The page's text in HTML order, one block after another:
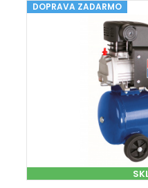
DOPRAVA ZADARMO